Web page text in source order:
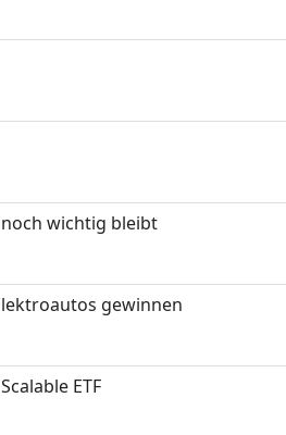
wichtig bleibt
gewinnen
ETF